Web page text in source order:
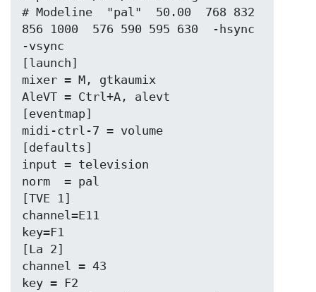
# Modeline  "pal"  50.00  768 832
856 1000  576 590 595 630  -hsync
-vsync
[launch]
mixer = M, gtkaumix
AleVT = Ctrl+A, alevt
[eventmap]
midi-ctrl-7 = volume
[defaults]
input = television
norm  = pal
[TVE 1]
channel=E11
key=F1
[La 2]
channel = 43
key = F2